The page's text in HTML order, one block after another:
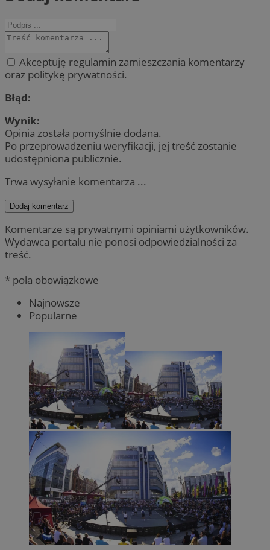
Akceptuję regulamin zamieszczania komentarzy
oraz politykę prywatności.
Błąd:
Wynik:
Opinia została pomyślnie dodana.
Po przeprowadzeniu weryfikacji, jej treść zostanie
udostępniona publicznie.
Trwa wysyłanie komentarza ...
Dodaj komentarz
Komentarze są prywatnymi opiniami użytkowników.
Wydawca portalu nie ponosi odpowiedzialności za
treść.
* pola obowiązkowe
Najnowsze
Popularne